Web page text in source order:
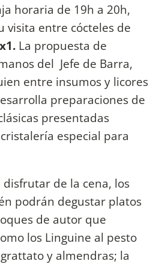
horaria de 19h a 20h,
visita entre cócteles de
La propuesta de
del Jefe de Barra,
entre insumos y licores
preparaciones de
presentadas
especial para
de la cena, los
podrán degustar platos
de autor que
los Linguine al pesto
y almendras; la